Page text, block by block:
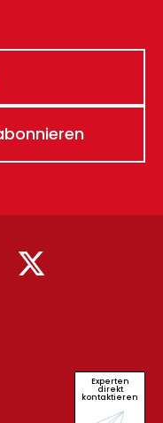
Experten
direkt
kontaktieren